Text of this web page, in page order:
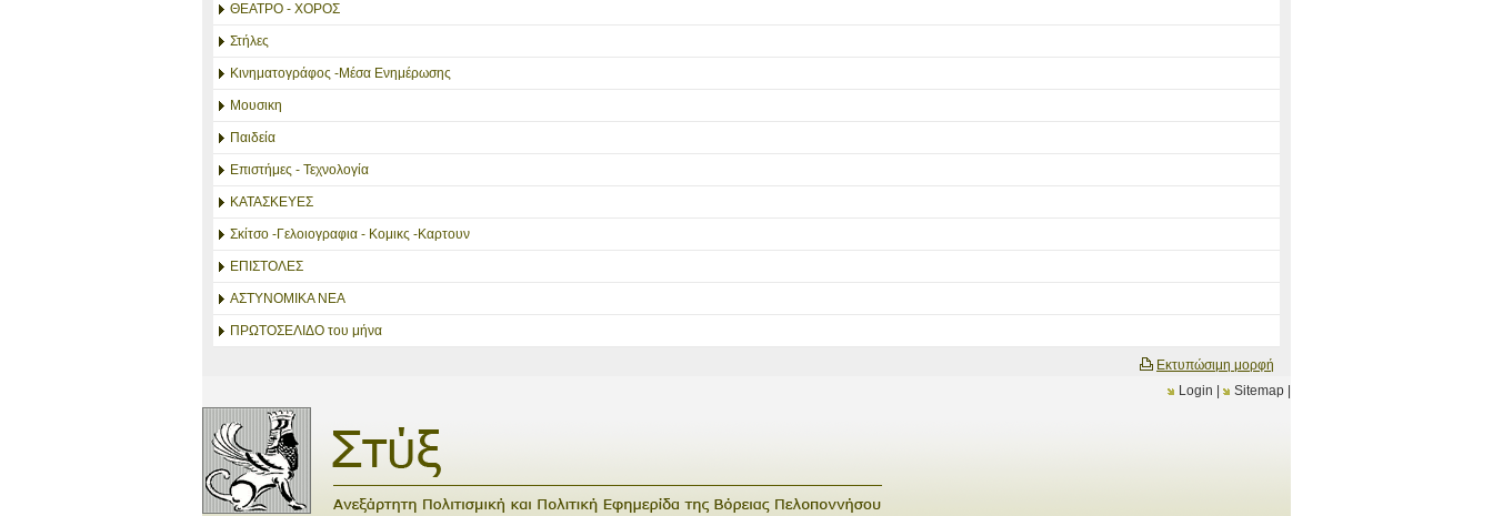
ΘΕΑΤΡΟ - ΧΟΡΟΣ
Στήλες
Κινηματογράφος -Μέσα Ενημέρωσης
Μουσικη
Παιδεία
Επιστήμες - Τεχνολογία
ΚΑΤΑΣΚΕΥΕΣ
Σκίτσο -Γελοιογραφια - Κομικς -Καρτουν
ΕΠΙΣΤΟΛΕΣ
ΑΣΤΥΝΟΜΙΚΑ ΝΕΑ
ΠΡΩΤΟΣΕΛΙΔΟ του μήνα
Εκτυπώσιμη μορφή
Login
Sitemap